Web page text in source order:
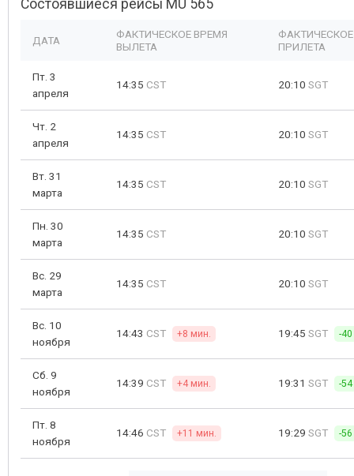
Состоявшиеся рейсы MU 565
ДАТА
ФАКТИЧЕСКОЕ ВРЕМЯ
ВЫЛЕТА
ПРИЛЕТА
Пт. 3
апреля
14:35 CST 20:10 SGT
Чт. 2
апреля
14:35 CST 20:10 SGT
Вт. 31
марта
14:35 CST 20:10 SGT
Пн. 30
марта
14:35 CST 20:10 SGT
Вс. 29
марта
14:35 CST 20:10 SGT
Вс. 10
ноября
14:43 CST +8 мин. 19:45 SGT -
Сб. 9
ноября
14:39 CST +4 мин. 19:31 SGT -
Пт. 8
ноября
14:46 CST +11 мин. 19:29 SGT -